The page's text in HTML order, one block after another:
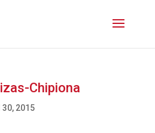
Chipiona
30, 2015